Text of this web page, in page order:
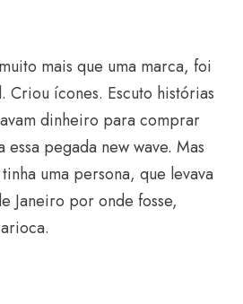
mais que uma marca, foi
Criou ícones. Escuto histórias
dinheiro para comprar
pegada new wave. Mas
uma persona, que levava
Janeiro por onde fosse,